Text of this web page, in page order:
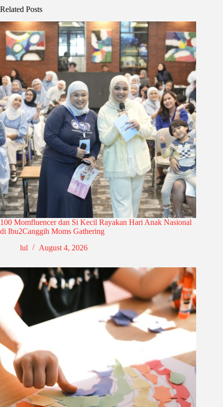
Related Posts
100 Momfluencer dan Si Kecil Rayakan Hari Anak Nasional
di Ibu2Canggih Moms Gathering
lul
August 4, 2026